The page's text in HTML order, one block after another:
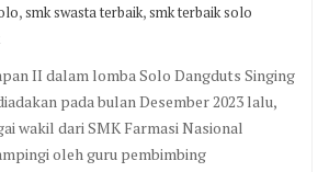
,smk swasta terbaik,smk terbaik solo
II dalam lomba Solo Dangduts Singing
pada bulan Desember 2023 lalu,
wakil dari SMK Farmasi Nasional
oleh guru pembimbing